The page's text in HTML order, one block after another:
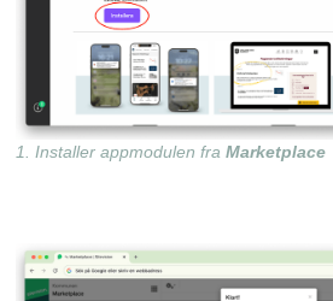
1. Installer appmodulen fra Marketplace